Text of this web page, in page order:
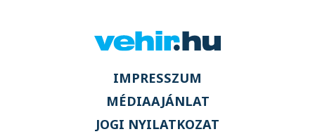
IMPRESSZUM
MÉDIAAJÁNLAT
JOGI NYILATKOZAT